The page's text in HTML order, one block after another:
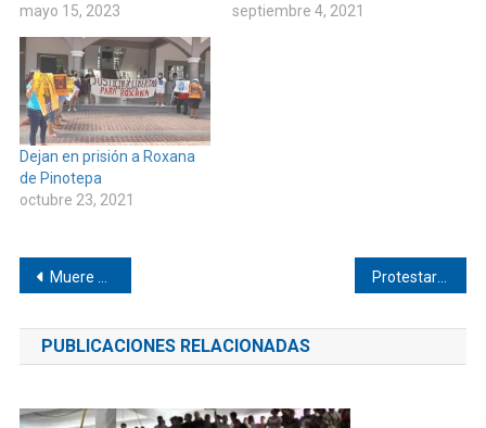
mayo 15, 2023
septiembre 4, 2021
Dejan en prisión a Roxana
de Pinotepa
octubre 23, 2021
Navegación
de
entradas
Muere niño ahogado en Cacahuatepec Protestaron Telefonistas en Pinotepa
PUBLICACIONES RELACIONADAS